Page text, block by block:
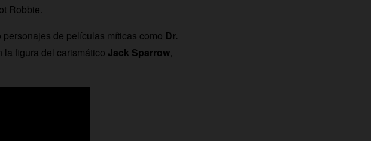
Robbie.
de películas míticas como Dr.
la figura del carismático Jack Sparrow,